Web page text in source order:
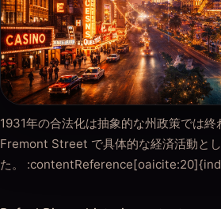
1931年の合法化は抽象的な州政策では
Fremont Street で具体的な経済活動と
た。